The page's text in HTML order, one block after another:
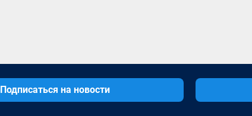
Подписаться на новости